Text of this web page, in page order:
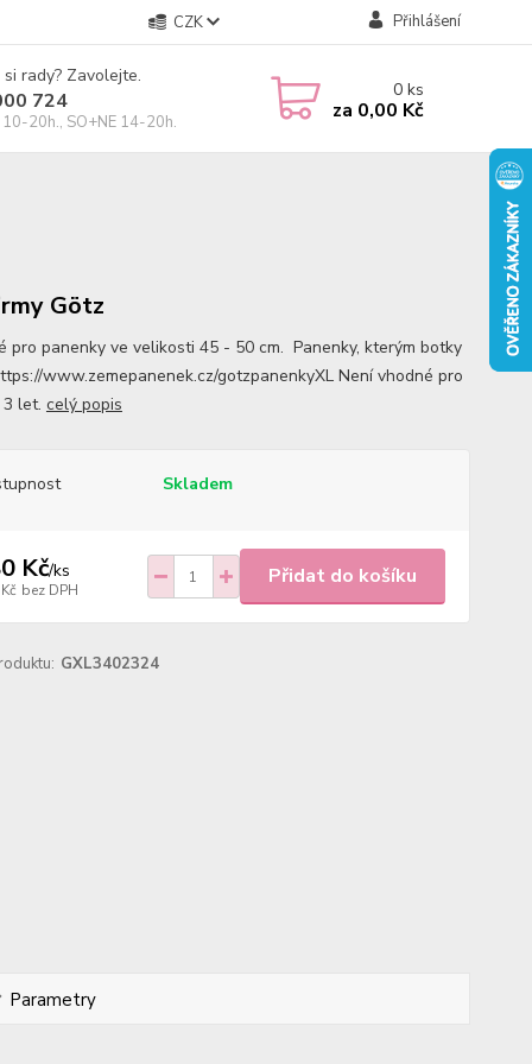
CZK Přihlášení
rady? Zavolejte.
724
20h., SO+NE 14-20h.
0ks
za 0,00 Kč
Götz
pro panenky ve velikosti 45 - 50 cm. Panenky, kterým botky
www.zemepanenek.cz/gotzpanenkyXL Není vhodné pro
let. celý popis
Skladem
Kč/ks
bez DPH
Přidat do košíku
GXL3402324
Parametry